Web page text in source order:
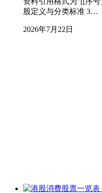
股定义与分类标准 3…
2026年7月22日